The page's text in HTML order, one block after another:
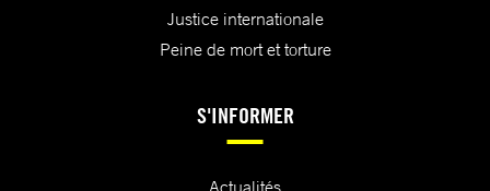
Justice internationale
Peine de mort et torture
S'INFORMER
Actualités